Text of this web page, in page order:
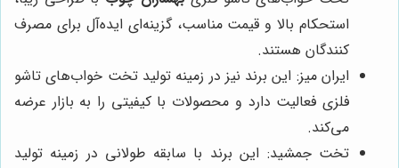
استحکام بالا و قیمت مناسب، گزینه‌ای ایده‌آل برای مصرف
کنندگان هستند.
ایران میز: این برند نیز در زمینه تولید تخت خواب‌های تاشو
فلزی فعالیت دارد و محصولات با کیفیتی را به بازار عرضه
می‌کند.
تخت جمشید: این برند با سابقه طولانی در زمینه تولید